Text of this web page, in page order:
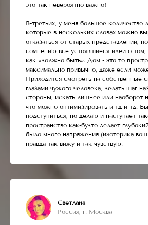
это так невероятно важно!
В-третьих, у меня большое количество
которые в нескольких словах можно
отказаться от старых представлений,
сомнению все устоявшиеся идеи о том,
как «должно быть». Дом - это то
максимально привычно, даже если
Приходится смотреть на собственные
глазами чужого человека, делать шаг
стороны, искать лишнее или наоборот
что можно оптимизировать и тд и тд.
подступиться, но делаю и наступает
пространство как-будто делает
было много напряжения (изотерика
правда так вижу и так чувствую.
Светлана
Россия, г. Москва